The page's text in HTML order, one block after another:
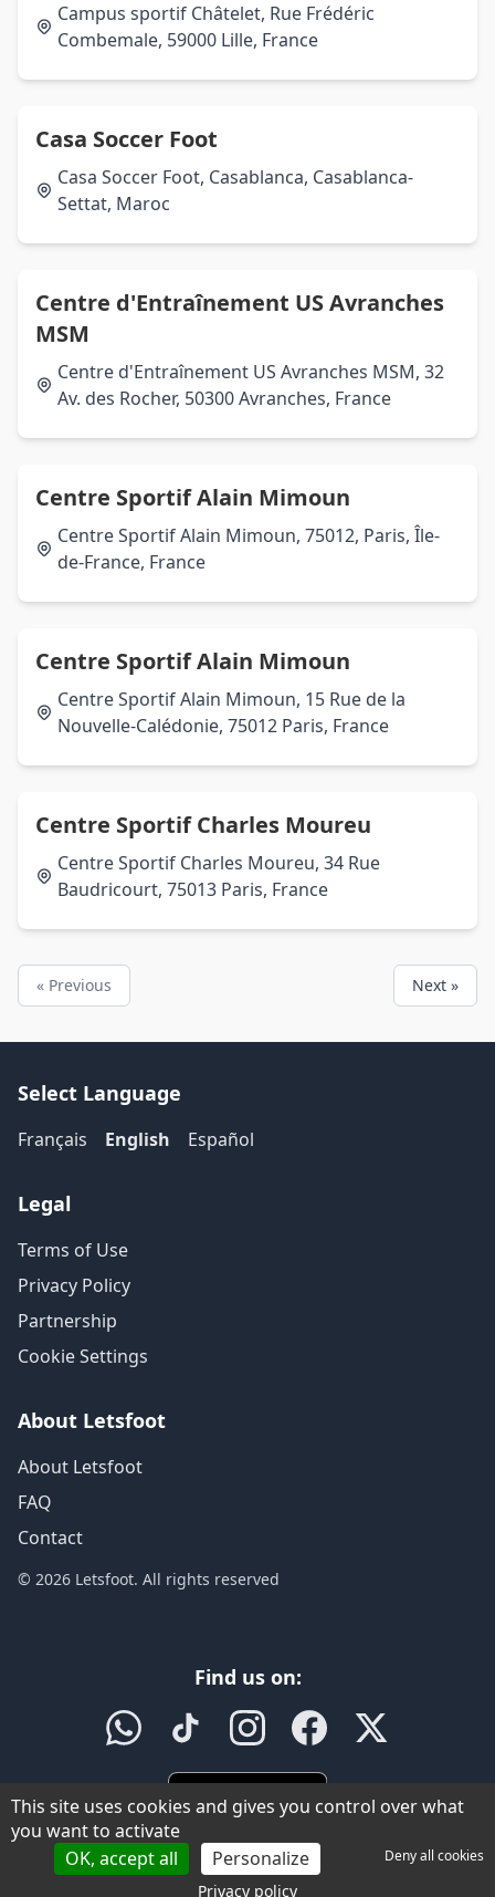
Campus sportif Châtelet, Rue Frédéric
Combemale, 59000 Lille, France
Casa Soccer Foot
Casa Soccer Foot, Casablanca, Casablanca-
Settat, Maroc
Centre d'Entraînement US Avranches
MSM
Centre d'Entraînement US Avranches MSM, 32
Av. des Rocher, 50300 Avranches, France
Centre Sportif Alain Mimoun
Centre Sportif Alain Mimoun, 75012, Paris, Île-
de-France, France
Centre Sportif Alain Mimoun
Centre Sportif Alain Mimoun, 15 Rue de la
Nouvelle-Calédonie, 75012 Paris, France
Centre Sportif Charles Moureu
Centre Sportif Charles Moureu, 34 Rue
Baudricourt, 75013 Paris, France
« Previous Next »
Select Language
Français English Español
Legal
Terms of Use
Privacy Policy
Partnership
Cookie Settings
About Letsfoot
About Letsfoot
FAQ
Contact
© 2026 Letsfoot. All rights reserved
Find us on:
This site uses cookies and gives you control over what
you want to activate
OK, accept all
Deny all cookies
Personalize
Privacy policy